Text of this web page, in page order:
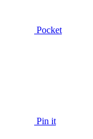
Pocket
Pin it